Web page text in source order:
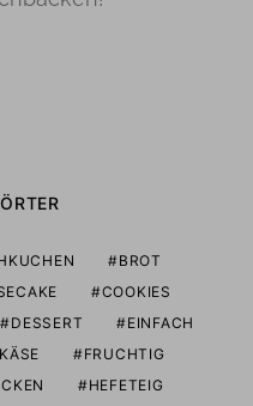
BROT
COOKIES
DESSERT
EINFACH
FRUCHTIG
HEFETEIG